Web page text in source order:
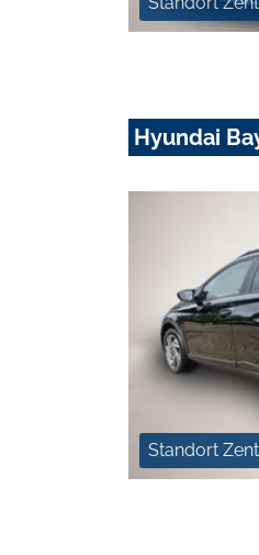
Hyundai
Standort